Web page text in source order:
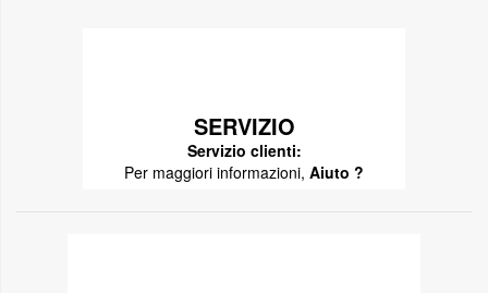
SERVIZIO
Servizio clienti:
Per maggiori informazioni, Aiuto ?